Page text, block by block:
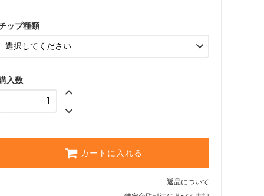
ップ種類
入数
カートに入れる
返品について